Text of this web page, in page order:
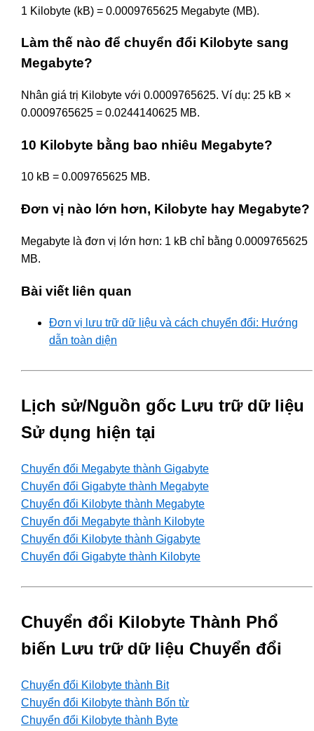
1 Kilobyte (kB) = 0.0009765625 Megabyte (MB).
Làm thế nào để chuyển đổi Kilobyte sang
Megabyte?
Nhân giá trị Kilobyte với 0.0009765625. Ví dụ: 25 kB ×
0.0009765625 = 0.0244140625 MB.
10 Kilobyte bằng bao nhiêu Megabyte?
10 kB = 0.009765625 MB.
Đơn vị nào lớn hơn, Kilobyte hay Megabyte?
Megabyte là đơn vị lớn hơn: 1 kB chỉ bằng 0.0009765625
MB.
Bài viết liên quan
Đơn vị lưu trữ dữ liệu và cách chuyển đổi: Hướng
dẫn toàn diện
Lịch sử/Nguồn gốc Lưu trữ dữ liệu
Sử dụng hiện tại
Chuyển đổi Megabyte thành Gigabyte
Chuyển đổi Gigabyte thành Megabyte
Chuyển đổi Kilobyte thành Megabyte
Chuyển đổi Megabyte thành Kilobyte
Chuyển đổi Kilobyte thành Gigabyte
Chuyển đổi Gigabyte thành Kilobyte
Chuyển đổi Kilobyte Thành Phổ
biến Lưu trữ dữ liệu Chuyển đổi
Chuyển đổi Kilobyte thành Bit
Chuyển đổi Kilobyte thành Bốn từ
Chuyển đổi Kilobyte thành Byte